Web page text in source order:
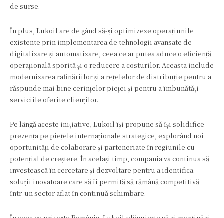
de surse.
În plus, Lukoil are de gând să-și optimizeze operațiunile
existente prin implementarea de tehnologii avansate de
digitalizare și automatizare, ceea ce ar putea aduce o eficiență
operațională sporită și o reducere a costurilor. Aceasta include
modernizarea rafinăriilor și a rețelelor de distribuție pentru a
răspunde mai bine cerințelor pieței și pentru a îmbunătăți
serviciile oferite clienților.
Pe lângă aceste inițiative, Lukoil își propune să își solidifice
prezența pe piețele internaționale strategice, explorând noi
oportunități de colaborare și parteneriate în regiunile cu
potențial de creștere. În același timp, compania va continua să
investească în cercetare și dezvoltare pentru a identifica
soluții inovatoare care să îi permită să rămână competitivă
într-un sector aflat în continuă schimbare.